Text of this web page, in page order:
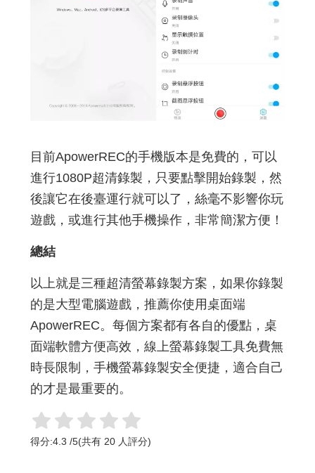
目前ApowerREC的手機版本是免費的，可以
進行1080P超清錄製，只要點擊開始錄製，然
後讓它在後臺運行就可以了，絲毫不影響你玩
遊戲，或進行其他手機操作，非常簡潔方便！
總結
以上就是三種超清螢幕錄製方案，如果你錄製
的是大型電腦遊戲，推薦你使用桌面端
ApowerREC。每個方案都有各自的優點，桌
面端軟體方便高效，線上螢幕錄製工具免費無
時長限制，手機螢幕錄製安全便捷，適合自己
的才是最重要的。
得分:4.3 /5(共有 20人評分)